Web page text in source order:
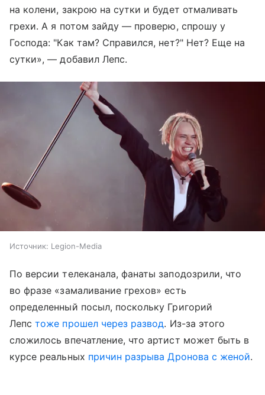
на колени, закрою на сутки и будет отмаливать
грехи. А я потом зайду — проверю, спрошу у
Господа: "Как там? Справился, нет?" Нет? Еще на
сутки», — добавил Лепс.
Источник: Legion-Media
По версии телеканала, фанаты заподозрили, что
во фразе «замаливание грехов» есть
определенный посыл, поскольку Григорий
Лепстоже прошел через развод. Из-за этого
сложилось впечатление, что артист может быть в
курсе реальных причин разрыва Дронова с женой.